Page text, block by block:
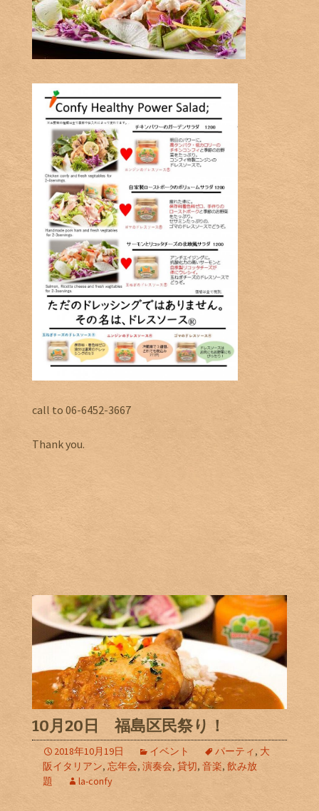
call to 06-6452-3667
Thank you.
10月20日 福島区民祭り！
2018年10月19日 イベント パーティ , 大
阪イタリアン, 忘年会, 演奏会, 貸切, 音楽, 飲み放
題
la-confy